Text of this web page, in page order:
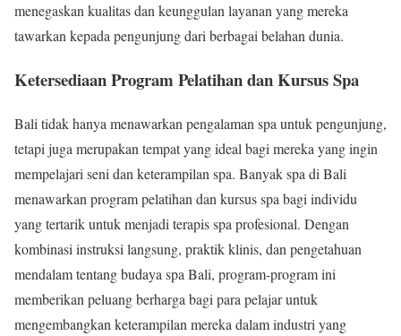
menegaskan kualitas dan keunggulan layanan yang mereka
tawarkan kepada pengunjung dari berbagai belahan dunia.
Ketersediaan Program Pelatihan dan Kursus Spa
Bali tidak hanya menawarkan pengalaman spa untuk pengunjung,
tetapi juga merupakan tempat yang ideal bagi mereka yang ingin
mempelajari seni dan keterampilan spa. Banyak spa di Bali
menawarkan program pelatihan dan kursus spa bagi individu
yang tertarik untuk menjadi terapis spa profesional. Dengan
kombinasi instruksi langsung, praktik klinis, dan pengetahuan
mendalam tentang budaya spa Bali, program-program ini
memberikan peluang berharga bagi para pelajar untuk
mengembangkan keterampilan mereka dalam industri yang